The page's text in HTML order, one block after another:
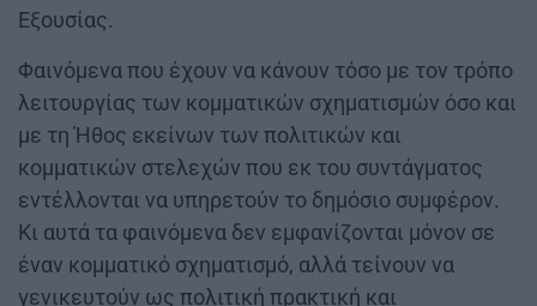
Εξουσίας.
Φαινόμενα που έχουν να κάνουν τόσο με τον τρόπο
λειτουργίας των κομματικών σχηματισμών όσο και
με τη Ήθος εκείνων των πολιτικών και
κομματικών στελεχών που εκ του συντάγματος
εντέλλονται να υπηρετούν το δημόσιο συμφέρον.
Κι αυτά τα φαινόμενα δεν εμφανίζονται μόνον σε
έναν κομματικό σχηματισμό, αλλά τείνουν να
γενικευτούν ως πολιτική πρακτική και